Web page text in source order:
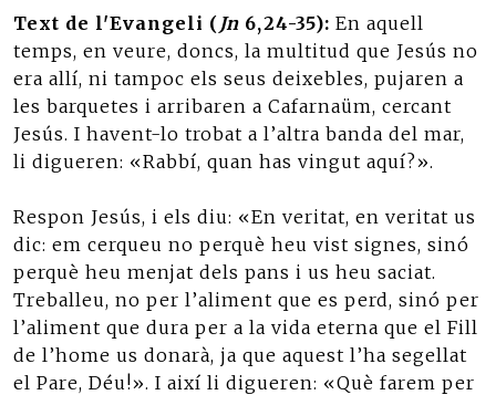
Text de l'Evangeli ( Jn 6,24-35): En aquell
temps, en veure, doncs, la multitud que Jesús no
era allí, ni tampoc els seus deixebles, pujaren a
les barquetes i arribaren a Cafarnaüm, cercant
Jesús. I havent-lo trobat a l’altra banda del mar,
li digueren: «Rabbí, quan has vingut aquí?».
Respon Jesús, i els diu: «En veritat, en veritat us
dic: em cerqueu no perquè heu vist signes, sinó
perquè heu menjat dels pans i us heu saciat.
Treballeu, no per l’aliment que es perd, sinó per
l’aliment que dura per a la vida eterna que el Fill
de l’home us donarà, ja que aquest l’ha segellat
el Pare, Déu!». I així li digueren: «Què farem per